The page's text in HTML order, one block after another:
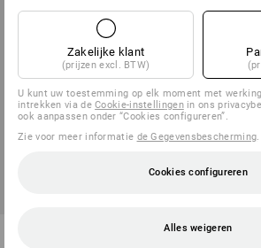
Zakelijke klant
(prijzen excl. BTW)
U kunt uw toestemming op elk moment met
intrekken via deCookie-instellingenin ons
ook aanpassen onder “Cookies configureren”.
Zie voor meer informatie de Gegevensbescherming.
Cookies configureren
Alles weigeren